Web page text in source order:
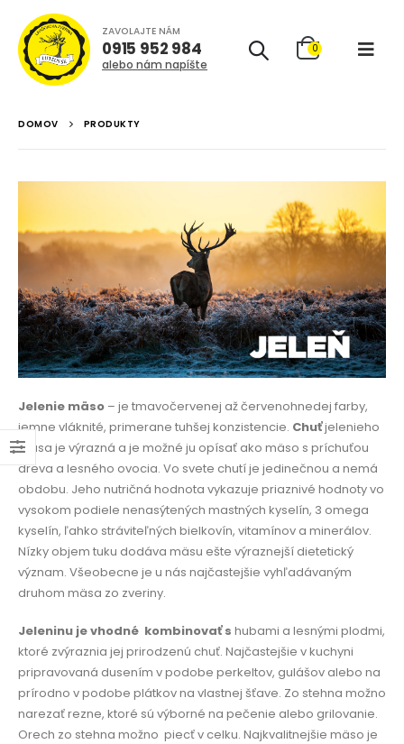
ZAVOLAJTE NÁM
0915 952 984
alebo nám napíšte
0
DOMOV PRODUKTY
Jelenie mäso – je tmavočervenej až červenohnedej farby,
jemne vláknité, primerane tuhšej konzistencie. Chuťjelenieho
mäsa je výrazná a je možné ju opísať ako mäso s príchuťou
dreva a lesného ovocia. Vo svete chutí je jedinečnou a nemá
obdobu. Jeho nutričná hodnota vykazuje priaznivé hodnoty vo
vysokom podiele nenasýtených mastných kyselín, 3 omega
kyselín, ľahko stráviteľných bielkovín, vitamínov a minerálov.
Nízky objem tuku dodáva mäsu ešte výraznejší dietetický
význam. Všeobecne je u nás najčastejšie vyhľadávaným
druhom mäsa zo zveriny.
Jeleninu je vhodné kombinovať s hubami a lesnými plodmi,
ktoré zvýraznia jej prirodzenú chuť. Najčastejšie v kuchyni
pripravovaná dusením v podobe perkeltov, gulášov alebo na
prírodno v podobe plátkov na vlastnej šťave. Zo stehna možno
narezať rezne, ktoré sú výborné na pečenie alebo grilovanie.
Orech zo stehna možno piecť v celku. Najkvalitnejšie mäso je